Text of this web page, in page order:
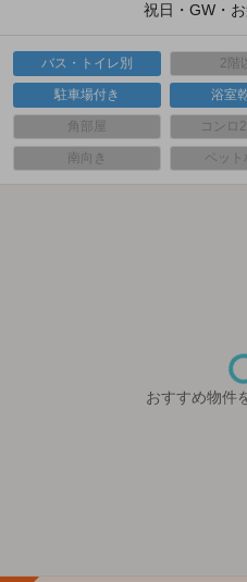
祝日・GW・お
バス・トイレ別 2階
駐車場付き 浴室
角部屋 コンロ2
南向き ペット
おすすめ物件